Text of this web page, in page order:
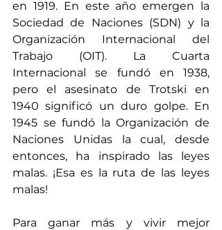
en 1919. En este año emergen la
Sociedad de Naciones (SDN) y la
Organización Internacional del
Trabajo (OIT). La Cuarta
Internacional se fundó en 1938,
pero el asesinato de Trotski en
1940 significó un duro golpe. En
1945 se fundó la Organización de
Naciones Unidas la cual, desde
entonces, ha inspirado las leyes
malas. ¡Esa es la ruta de las leyes
malas!
Para ganar más y vivir mejor